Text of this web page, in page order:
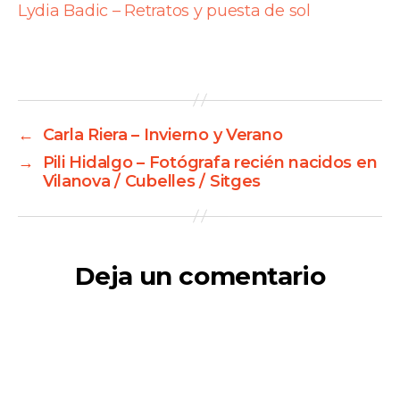
Lydia Badic – Retratos y puesta de sol
←
Carla Riera – Invierno y Verano
→
Pili Hidalgo – Fotógrafa recién nacidos en
Vilanova / Cubelles / Sitges
Deja un comentario